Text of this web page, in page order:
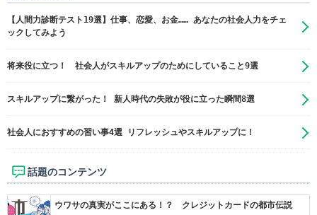
【人間力診断テスト19選】仕事、恋愛、お金…… あなたの社会人力をチェ
ックしてみよう
将来役に立つ！ 社会人がスキルアップのためにしていること9選
スキルアップに繋がった！ 新人時代の失敗が役に立った瞬間8選
社会人におすすめの習い事4選 リフレッシュやスキルアップに！
話題のコンテンツ
ウワサの真実がここにある！？ クレジットカードの都市伝説